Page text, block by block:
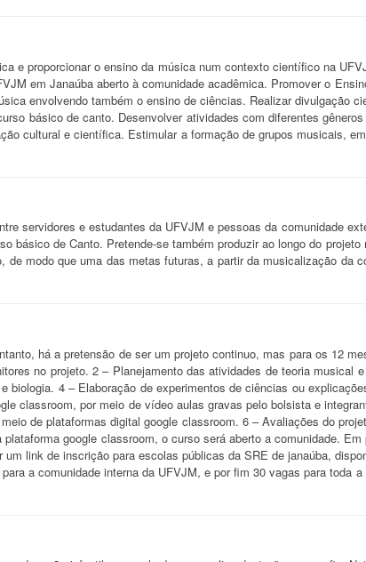
e proporcionar o ensino da música num contexto científico na
em Janaúba aberto à comunidade acadêmica. Promover o
envolvendo também o ensino de ciências. Realizar divulgação
básico de canto. Desenvolver atividades com diferentes
cultural e científica. Estimular a formação de grupos musicais,
servidores e estudantes da UFVJM e pessoas da comunidade
básico de Canto. Pretende-se também produzir ao longo do projeto
modo que uma das metas futuras, a partir da musicalização da
há a pretensão de ser um projeto continuo, mas para os 12
no projeto. 2 – Planejamento das atividades de teoria musical
4 – Elaboração de experimentos de ciências ou
classroom, por meio de vídeo aulas gravas pelo bolsista e
de plataformas digital google classroom. 6 – Avaliações do
google classroom, o curso será aberto a comunidade.
link de inscrição para escolas públicas da SRE de janaúba,
a comunidade interna da UFVJM, e por fim 30 vagas para toda